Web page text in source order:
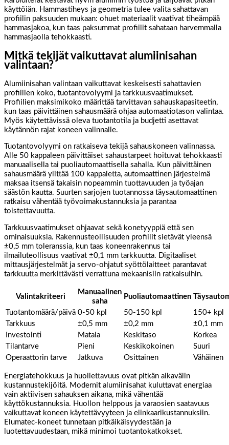
käyttöiän. Hammastiheys ja geometria tulee valita sahattavan
profiilin paksuuden mukaan: ohuet materiaalit vaativat tiheämpää
hammasjakoa, kun taas paksummat profiilit sahataan harvemmalla
hammasjaolla tehokkaasti.
Mitkä tekijät vaikuttavat alumiinisahan
valintaan?
Alumiinisahan valintaan vaikuttavat keskeisesti sahattavien
profiilien koko, tuotantovolyymi ja tarkkuusvaatimukset.
Profiilien maksimikoko määrittää tarvittavan sahauskapasiteetin,
kun taas päivittäinen sahausmäärä ohjaa automaatiotason valintaa.
Myös käytettävissä oleva tuotantotila ja budjetti asettavat
käytännön rajat koneen valinnalle.
Tuotantovolyymi on ratkaiseva tekijä sahauskoneen valinnassa.
Alle 50 kappaleen päivittäiset sahaustarpeet hoituvat tehokkaasti
manuaalisella tai puoliautomaattisella sahalla. Kun päivittäinen
sahausmäärä ylittää 100 kappaletta, automaattinen järjestelmä
maksaa itsensä takaisin nopeammin tuottavuuden ja työajan
säästön kautta. Suurten sarjojen tuotannossa täysautomaattinen
ratkaisu vähentää työvoimakustannuksia ja parantaa
toistettavuutta.
Tarkkuusvaatimukset ohjaavat sekä konetyyppiä että sen
ominaisuuksia. Rakennusteollisuuden profiilit sietävät yleensä
±0,5 mm toleranssia, kun taas koneenrakennus tai
ilmailuteollisuus vaativat ±0,1 mm tarkkuutta. Digitaaliset
mittausjärjestelmät ja servo-ohjatut syöttölaitteet parantavat
tarkkuutta merkittävästi verrattuna mekaanisiin ratkaisuihin.
Valintakriteeri
Manuaalinen
saha
Puoliautomaattinen
Tuotantomäärä/päivä 0-50 kpl 50-150 kpl
150+ kpl
Tarkkuus
±0,5 mm ±0,2 mm
±0,1 mm
Investointi
Matala Keskitaso
Korkea
Tilantarve
Pieni Keskikokoinen
Suuri
Operaattorin tarve
Jatkuva Osittainen Vähäinen
Energiatehokkuus ja huollettavuus ovat pitkän aikavälin
kustannustekijöitä. Modernit alumiinisahat kuluttavat energiaa
vain aktiivisen sahauksen aikana, mikä vähentää
käyttökustannuksia. Huollon helppous ja varaosien saatavuus
vaikuttavat koneen käytettävyyteen ja elinkaarikustannuksiin.
Elumatec-koneet tunnetaan pitkäikäisyydestään ja
luotettavuudestaan, mikä minimoi tuotantokatkokset.